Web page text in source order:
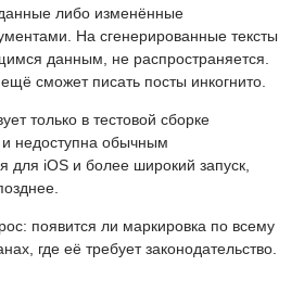
либо изменённые
На сгенерированные тексты
данным, не распространяется.
сможет писать посты инкогнито.
только в тестовой сборке
недоступна обычным
для iOS и более широкий запуск,
появится ли маркировка по всему
где её требует законодательство.